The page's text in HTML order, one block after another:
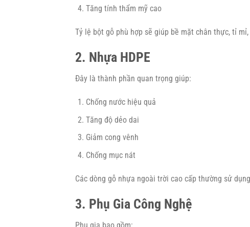
Tăng tính thẩm mỹ cao
Tỷ lệ bột gỗ phù hợp sẽ giúp bề mặt chân thực, tỉ
2. Nhựa HDPE
Đây là thành phần quan trọng giúp:
Chống nước hiệu quả
Tăng độ dẻo dai
Giảm cong vênh
Chống mục nát
Các dòng gỗ nhựa ngoài trời cao cấp thường sử
3. Phụ Gia Công Nghệ